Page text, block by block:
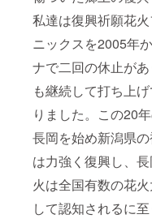
私達は復興祈願花火
ニックスを2005年
ナで二回の休止が
も継続して打ち上
りました。この20
長岡を始め新潟県
は力強く復興し、
火は全国有数の花火
して認知されるに